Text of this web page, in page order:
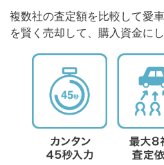
複数社の査定額を比較して愛
を賢く売却して、購入資金に